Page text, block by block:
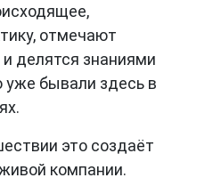
отмечают
делятся знаниями
уже бывали здесь в
это создаёт
компании.